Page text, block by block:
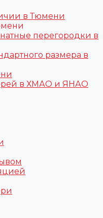
в Тюмени
перегородки в
размера в
в ХМАО и ЯНАО